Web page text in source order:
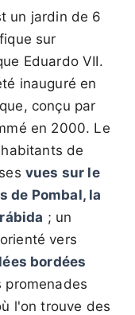
un jardin de 6
sur
Eduardo VII.
inauguré en
conçu par
en 2000. Le
de
vues sur le
de Pombal, la
; un
vers
bordées
promenades
l'on trouve des